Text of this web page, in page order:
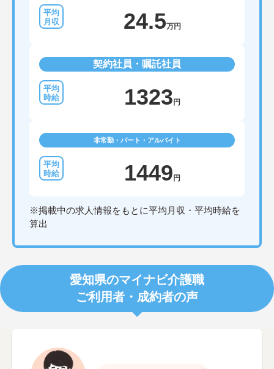
24.5万円
契約社員・嘱託社員
1323 円
非常勤・パート・アルバイト
1449 円
※掲載中の求人情報をもとに平均月収・平均時給を
算出
愛知県のマイナビ介護職
ご利用者・成約者の声